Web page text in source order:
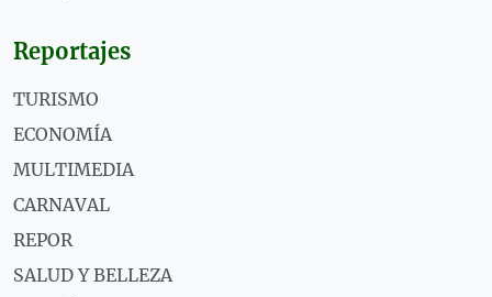
Reportajes
TURISMO
ECONOMÍA
MULTIMEDIA
CARNAVAL
REPOR
SALUD Y BELLEZA